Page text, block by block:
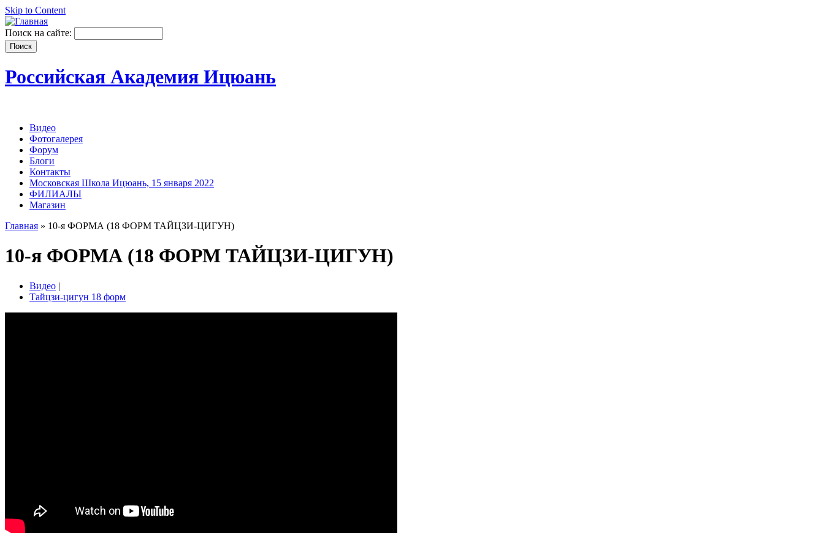
Skip to Content
Поиск на сайте:
Российская Академия Ицюань
Видео
Фотогалерея
Форум
Блоги
Контакты
Московская Школа Ицюань, 15 января 2022
ФИЛИАЛЫ
Магазин
Главная » 10-я ФОРМА (18 ФОРМ ТАЙЦЗИ-ЦИГУН)
10-я ФОРМА (18 ФОРМ ТАЙЦЗИ-ЦИГУН)
Видео |
Тайцзи-цигун 18 форм